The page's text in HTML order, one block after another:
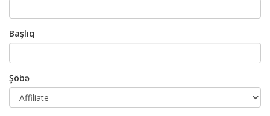
Başlıq
Şöbə